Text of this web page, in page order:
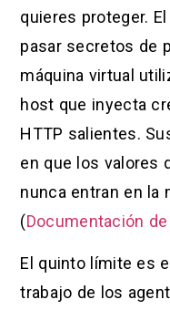
quieres proteger.
pasar secretos de
máquina virtual
host que inyecta
HTTP salientes.
en que los valores
nunca entran en la
(Documentación
El quinto límite es el
trabajo de los